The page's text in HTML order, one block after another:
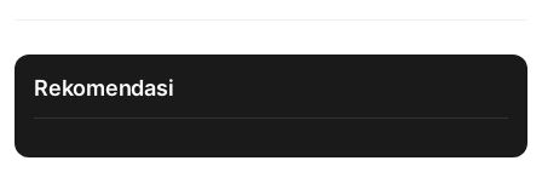
Rekomendasi